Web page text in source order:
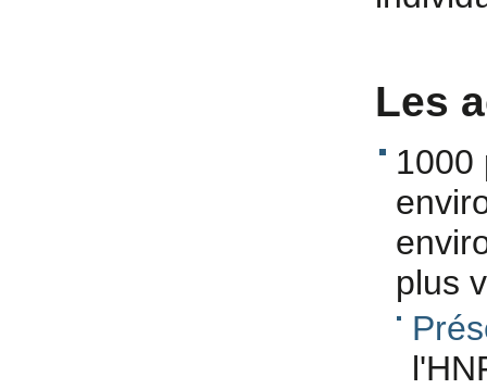
Les
1000
plus